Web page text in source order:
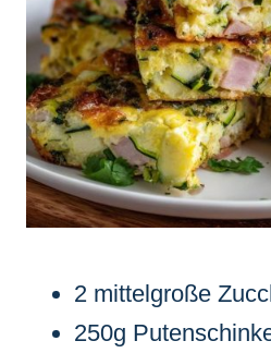
2 mittelgroße
250g